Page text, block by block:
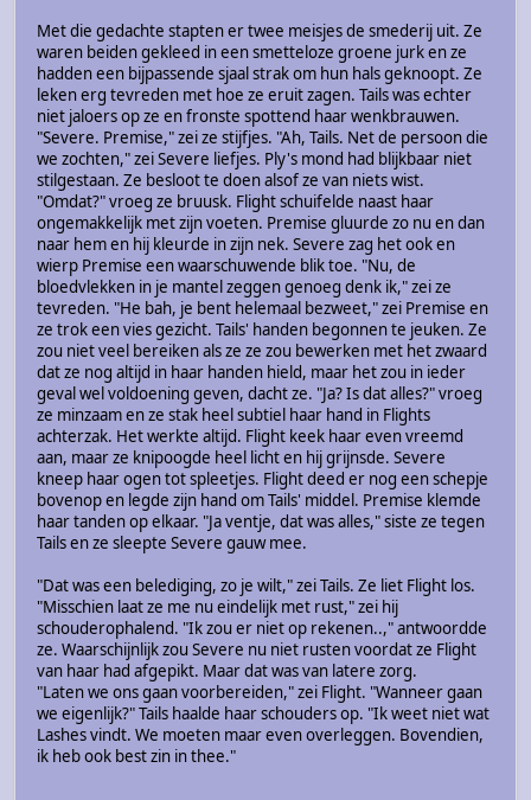
Met die gedachte stapten er twee meisjes de smederij uit. Ze
waren beiden gekleed in een smetteloze groene jurk en ze
hadden een bijpassende sjaal strak om hun hals geknoopt. Ze
leken erg tevreden met hoe ze eruit zagen. Tails was echter
niet jaloers op ze en fronste spottend haar wenkbrauwen.
"Severe. Premise," zei ze stijfjes. "Ah, Tails. Net de persoon die
we zochten," zei Severe liefjes. Ply's mond had blijkbaar niet
stilgestaan. Ze besloot te doen alsof ze van niets wist.
"Omdat?" vroeg ze bruusk. Flight schuifelde naast haar
ongemakkelijk met zijn voeten. Premise gluurde zo nu en dan
naar hem en hij kleurde in zijn nek. Severe zag het ook en
wierp Premise een waarschuwende blik toe. "Nu, de
bloedvlekken in je mantel zeggen genoeg denk ik," zei ze
tevreden. "He bah, je bent helemaal bezweet," zei Premise en
ze trok een vies gezicht. Tails' handen begonnen te jeuken. Ze
zou niet veel bereiken als ze ze zou bewerken met het zwaard
dat ze nog altijd in haar handen hield, maar het zou in ieder
geval wel voldoening geven, dacht ze. "Ja? Is dat alles?" vroeg
ze minzaam en ze stak heel subtiel haar hand in Flights
achterzak. Het werkte altijd. Flight keek haar even vreemd
aan, maar ze knipoogde heel licht en hij grijnsde. Severe
kneep haar ogen tot spleetjes. Flight deed er nog een schepje
bovenop en legde zijn hand om Tails' middel. Premise klemde
haar tanden op elkaar. "Ja ventje, dat was alles," siste ze tegen
Tails en ze sleepte Severe gauw mee.
"Dat was een belediging, zo je wilt," zei Tails. Ze liet Flight los.
"Misschien laat ze me nu eindelijk met rust," zei hij
schouderophalend. "Ik zou er niet op rekenen..," antwoordde
ze. Waarschijnlijk zou Severe nu niet rusten voordat ze Flight
van haar had afgepikt. Maar dat was van latere zorg.
"Laten we ons gaan voorbereiden," zei Flight. "Wanneer gaan
we eigenlijk?" Tails haalde haar schouders op. "Ik weet niet wat
Lashes vindt. We moeten maar even overleggen. Bovendien,
ik heb ook best zin in thee."